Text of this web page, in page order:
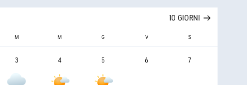
10 GIORNI
M M G V S
3 4 5 6 7